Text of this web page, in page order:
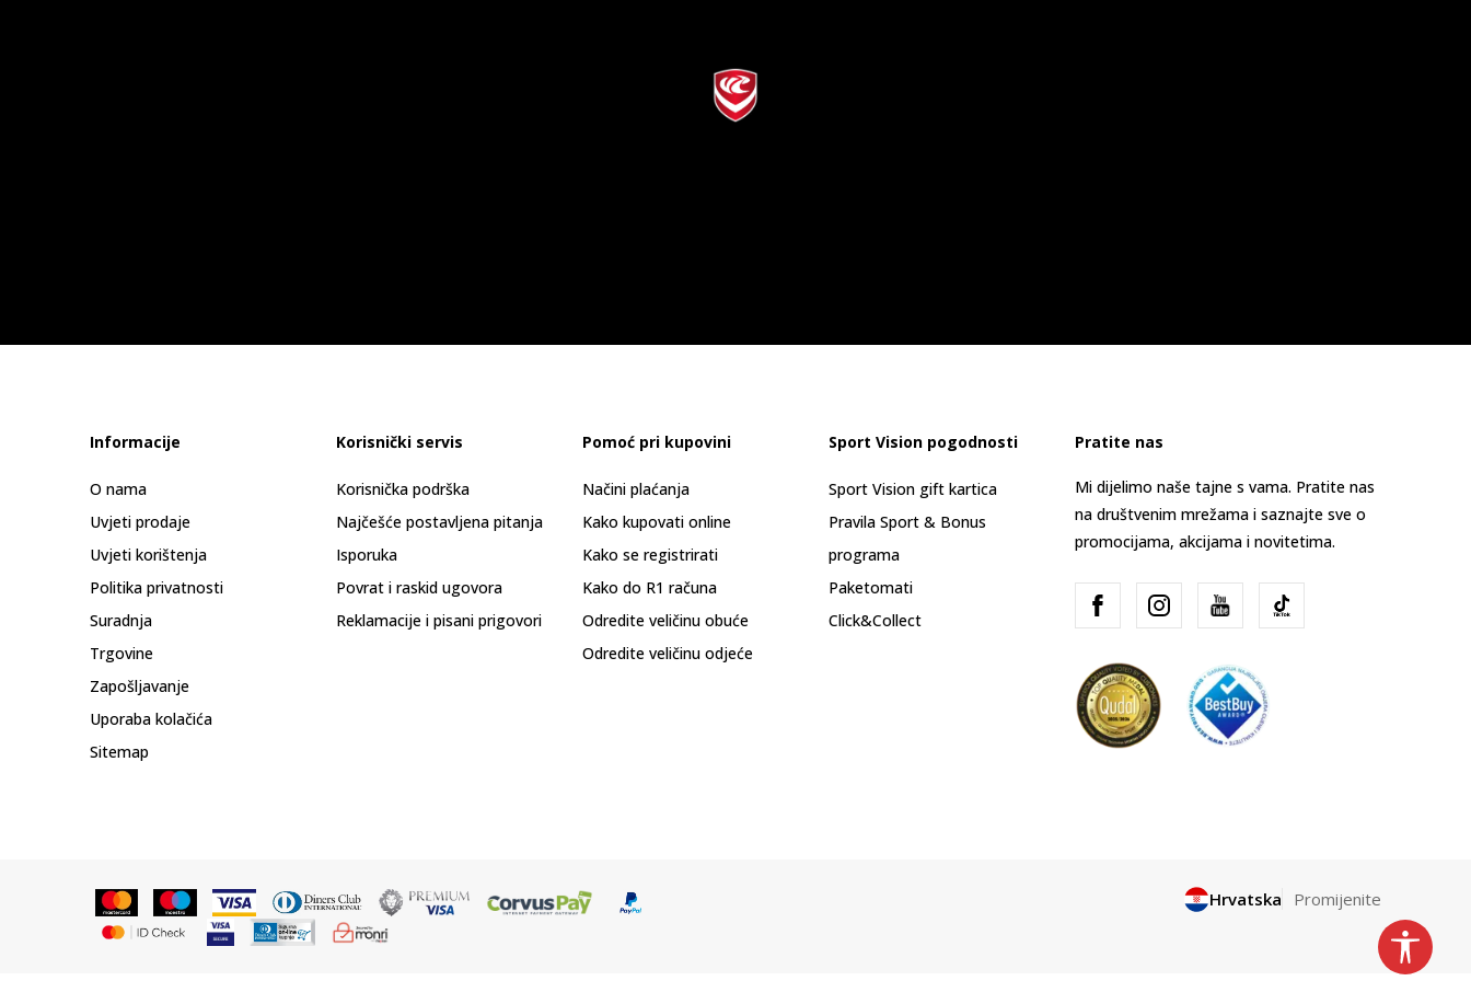
Informacije
O nama
Uvjeti prodaje
Uvjeti korištenja
Politika privatnosti
Suradnja
Trgovine
Zapošljavanje
Uporaba kolačića
Sitemap
Korisnički servis
Korisnička podrška
Najčešće postavljena pitanja
Isporuka
Povrat i raskid ugovora
Reklamacije i pisani prigovori
Pomoć pri kupovini
Načini plaćanja
Kako kupovati online
Kako se registrirati
Kako do R1 računa
Odredite veličinu obuće
Odredite veličinu odjeće
Sport Vision pogodnosti
Sport Vision gift kartica
Pravila Sport & Bonus
programa
Paketomati
Click&Collect
Pratite nas
Mi dijelimo naše tajne s vama. Pratite nas
na društvenim mrežama i saznajte sve o
promocijama, akcijama i novitetima.
Hrvatska Promijenite